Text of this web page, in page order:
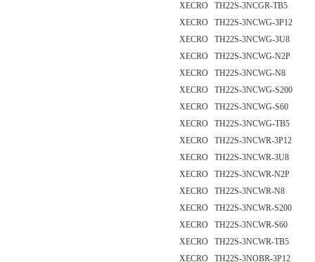
XECRO TH22S-3NCGR-TB5
XECRO TH22S-3NCWG-3P12
XECRO TH22S-3NCWG-3U8
XECRO TH22S-3NCWG-N2P
XECRO TH22S-3NCWG-N8
XECRO TH22S-3NCWG-S200
XECRO TH22S-3NCWG-S60
XECRO TH22S-3NCWG-TB5
XECRO TH22S-3NCWR-3P12
XECRO TH22S-3NCWR-3U8
XECRO TH22S-3NCWR-N2P
XECRO TH22S-3NCWR-N8
XECRO TH22S-3NCWR-S200
XECRO TH22S-3NCWR-S60
XECRO TH22S-3NCWR-TB5
XECRO TH22S-3NOBR-3P12